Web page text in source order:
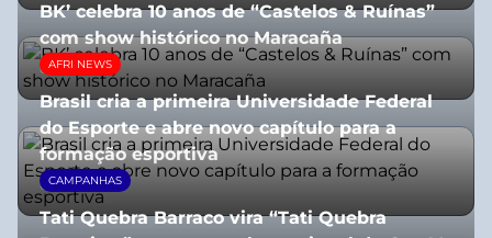
BK’ celebra 10 anos de “Castelos & Ruínas”
com show histórico no Maracaña
06/08/2026
AFRI NEWS
Brasil cria a primeira Universidade Federal
do Esporte e abre novo capítulo para a
formação esportiva
08/07/2026
CAMPANHAS
Tati Quebra Barraco vira “Tati Quebra